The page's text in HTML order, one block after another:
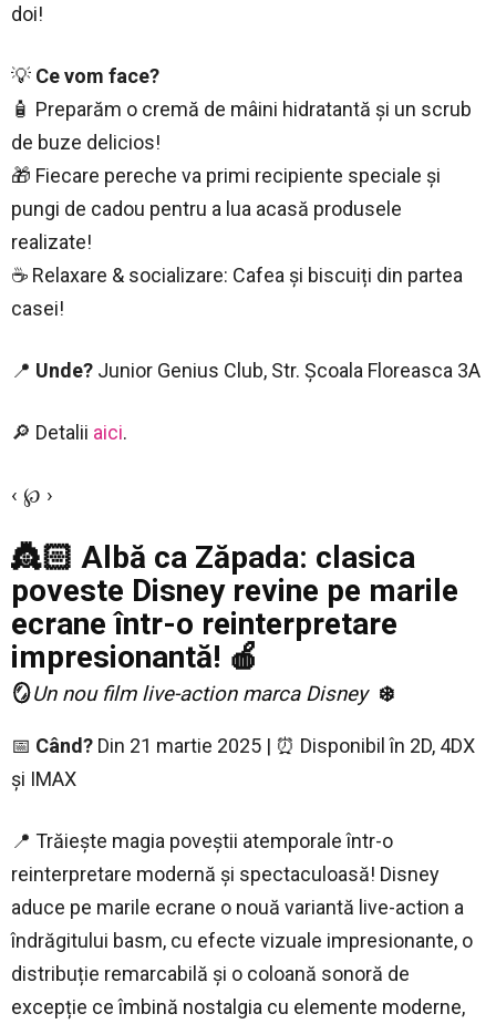
doi!
💡 Ce vom face?
🧴 Preparăm o cremă de mâini hidratantă și un scrub
de buze delicios!
🎁 Fiecare pereche va primi recipiente speciale și
pungi de cadou pentru a lua acasă produsele
realizate!
☕ Relaxare & socializare: Cafea și biscuiți din partea
casei!
📍 Unde? Junior Genius Club, Str. Școala Floreasca 3A
🔎 Detalii aici.
‹ ℘ ›
👸🏻 Albă ca Zăpada: clasica
poveste Disney revine pe marile
ecrane într-o reinterpretare
impresionantă! 🍎
🪞Un nou film live-action marca Disney ❄️
📅 Când? Din 21 martie 2025 | ⏰ Disponibil în 2D, 4DX
și IMAX
📍 Trăiește magia poveștii atemporale într-o
reinterpretare modernă și spectaculoasă! Disney
aduce pe marile ecrane o nouă variantă live-action a
îndrăgitului basm, cu efecte vizuale impresionante, o
distribuție remarcabilă și o coloană sonoră de
excepție ce îmbină nostalgia cu elemente moderne,